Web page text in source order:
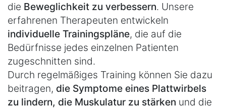
die Beweglichkeit zu verbessern. Unsere
erfahrenen Therapeuten entwickeln
individuelle Trainingspläne, die auf die
Bedürfnisse jedes einzelnen Patienten
zugeschnitten sind.
Durch regelmäßiges Training können Sie dazu
beitragen, die Symptome eines Plattwirbels
zu lindern, die Muskulatur zu stärken und die